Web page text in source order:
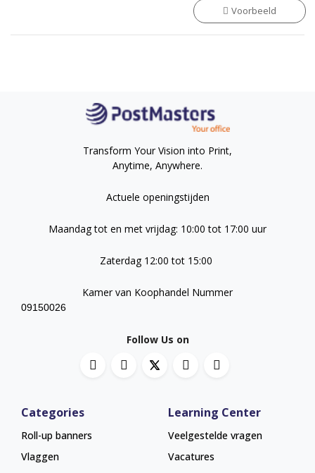
Voorbeeld
Transform Your Vision into Print,
Anytime, Anywhere.
Actuele openingstijden
Maandag tot en met vrijdag: 10:00 tot 17:00 uur
Zaterdag 12:00 tot 15:00
Kamer van Koophandel Nummer
09150026
Follow Us on
Categories
Roll-up banners
Vlaggen
Learning Center
Veelgestelde vragen
Vacatures